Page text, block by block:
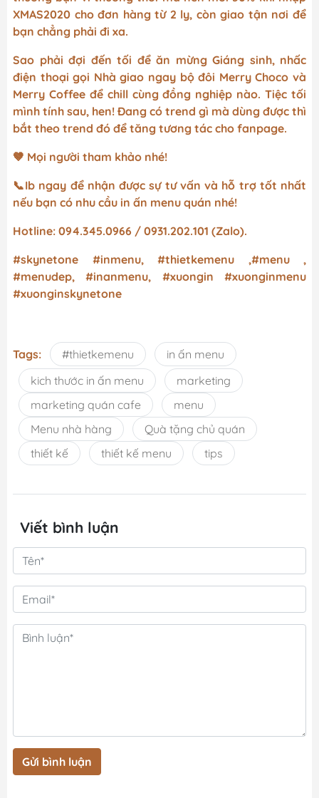
XMAS2020 cho đơn hàng từ 2 ly, còn giao tận nơi để
bạn chẳng phải đi xa.
Sao phải đợi đến tối để ăn mừng Giáng sinh, nhấc
điện thoại gọi Nhà giao ngay bộ đôi Merry Choco và
Merry Coffee để chill cùng đồng nghiệp nào. Tiệc tối
mình tính sau, hen! Đang có trend gì mà dùng được thì
bắt theo trend đó để tăng tương tác cho fanpage.
🤎 Mọi người tham khảo nhé!
📞Ib ngay để nhận được sự tư vấn và hỗ trợ tốt nhất
nếu bạn có nhu cầu in ấn menu quán nhé!
Hotline: 094.345.0966 / 0931.202.101 (Zalo).
#skynetone #inmenu, #thietkemenu ,#menu ,
#menudep, #inanmenu, #xuongin #xuonginmenu
#xuonginskynetone
Tags: #thietkemenu
in ấn menu
kich thước in ấn menu
marketing
marketing quán cafe
menu
Menu nhà hàng
Quà tặng chủ quán
thiết kế
thiết kế menu tips
Viết bình luận
Gửi bình luận